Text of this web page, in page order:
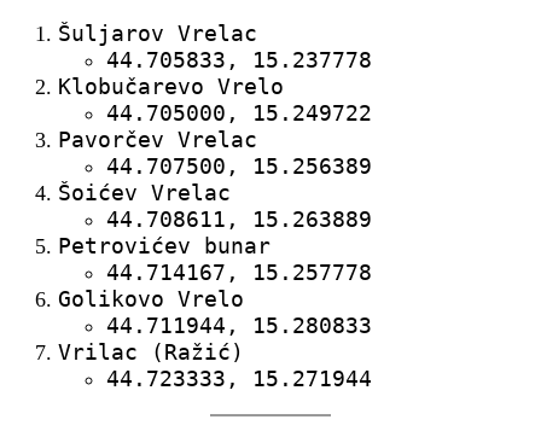
Šuljarov Vrelac
44.705833, 15.237778
Klobučarevo Vrelo
44.705000, 15.249722
Pavorčev Vrelac
44.707500, 15.256389
Šoićev Vrelac
44.708611, 15.263889
Petrovićev bunar
44.714167, 15.257778
Golikovo Vrelo
44.711944, 15.280833
Vrilac (Ražić)
44.723333, 15.271944